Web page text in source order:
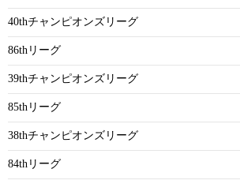
40thチャンピオンズリーグ
86thリーグ
39thチャンピオンズリーグ
85thリーグ
38thチャンピオンズリーグ
84thリーグ